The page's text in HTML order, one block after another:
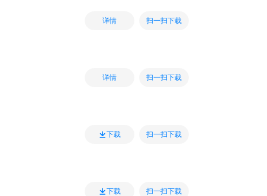
详情 扫一扫下载
详情 扫一扫下载
下载 扫一扫下载
下载 扫一扫下载